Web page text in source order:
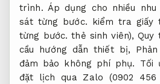
trình. Áp dụng cho nhiều nhu
sát từng bước. kiểm tra giấy
từng bước. thẻ sinh viên),Quy
cầu hướng dẫn thiết bị,
đảm bảo không phí phụ. Tối
đặt lịch qua Zalo (0902 456